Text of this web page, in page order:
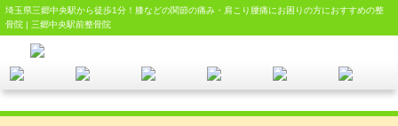
埼玉県三郷中央駅から徒歩1分！膝などの関節の痛み・肩こり腰痛にお困りの方におすすめの整
骨院 | 三郷中央駅前整骨院